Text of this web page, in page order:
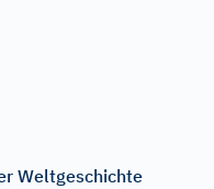
Weltgeschichte